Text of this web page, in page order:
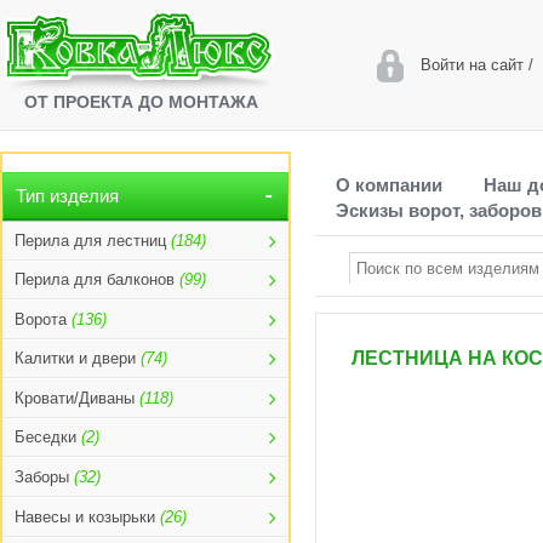
ОТ ПРОЕКТА ДО МОНТАЖА
Войти на сайт/
Тип изделия
Перила для лестниц (184)
Перила для балконов (99)
Ворота (136)
Калитки и двери (74)
Кровати/Диваны (118)
Беседки (2)
Заборы (32)
Навесы и козырьки (26)
О компании
Наш
Эскизы ворот, заборов
ЛЕСТНИЦА НА